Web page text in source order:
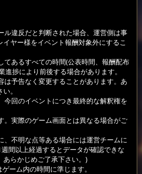
違反だと判断された場合、運営側は事
ヤー様をイベント報酬対象外にするこ
あるすべての時間(公表時間、報酬配布
進捗により前後する場合があります。
予告なく変更することがあります。あ
。
回のイベントにつき最終的な解釈権を
実際のゲーム画面とは異なる場合がご
不明な点等ある場合には運営チームに
間以上経過するとデータが確認できな
あらかじめご了承下さい。)
ーム内の時間に準じます。